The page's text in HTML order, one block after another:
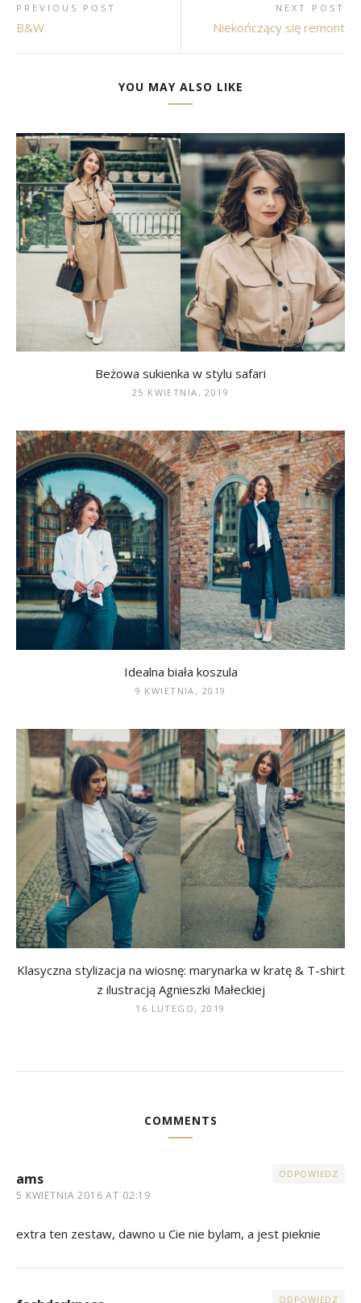
PREVIOUS POST
B&W
NEXT POST
Niekończący się remont
YOU MAY ALSO LIKE
Beżowa sukienka w stylu safari
25 KWIETNIA, 2019
Idealna biała koszula
9 KWIETNIA, 2019
Klasyczna stylizacja na wiosnę: marynarka w kratę & T-shirt
z ilustracją Agnieszki Małeckiej
16 LUTEGO, 2019
COMMENTS
ams
5 KWIETNIA 2016 AT 02:19
ODPOWIEDZ
extra ten zestaw, dawno u Cie nie bylam, a jest pieknie
ODPOWIEDZ